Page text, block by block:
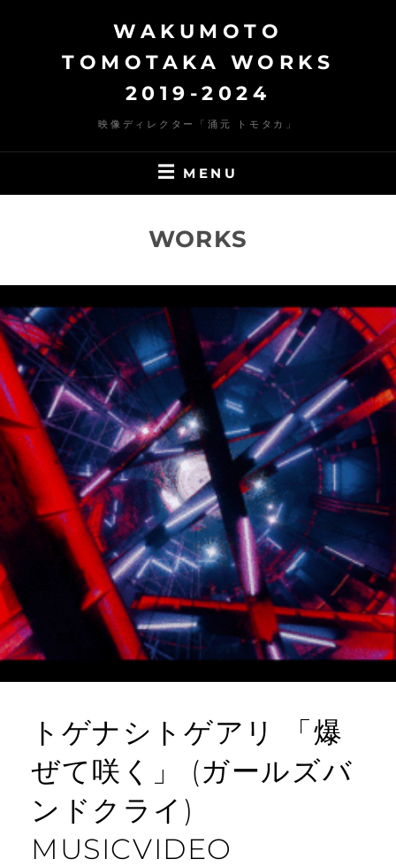
WAKUMOTO
TOMOTAKA WORKS
2019-2024
映像ディレクター「涌元 トモタカ」
MENU
WORKS
トゲナシトゲアリ 「爆
ぜて咲く」 (ガールズバ
ンドクライ)
MUSICVIDEO